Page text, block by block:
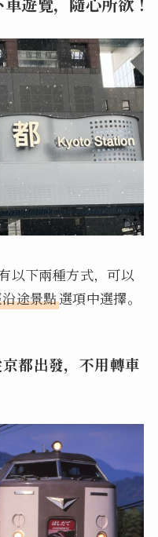
以下兩種方式，可以
途景點選項中選擇。
都出發，不用轉車